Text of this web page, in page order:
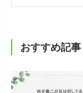
おすすめ記事